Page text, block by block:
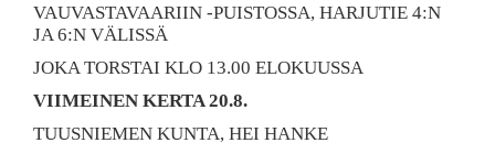
VAUVASTAVAARIIN -PUISTOSSA, HARJUTIE 4:N
JA 6:N VÄLISSÄ
JOKA TORSTAI KLO 13.00 ELOKUUSSA
VIIMEINEN KERTA 20.8.
TUUSNIEMEN KUNTA, HEI HANKE